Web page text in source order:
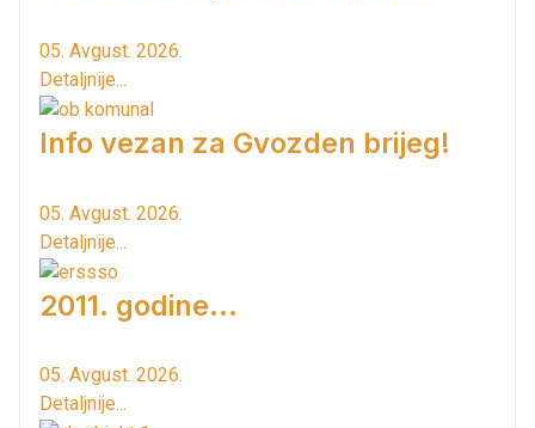
05. Avgust. 2026.
Detaljnije...
Info vezan za Gvozden brijeg!
05. Avgust. 2026.
Detaljnije...
2011. godine...
05. Avgust. 2026.
Detaljnije...